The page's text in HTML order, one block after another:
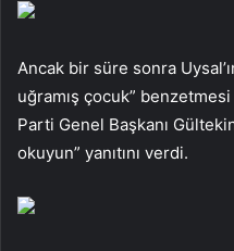
Ancak bir süre sonra
uğramış çocuk”
Parti Genel Başkanı
okuyun” yanıtını verdi.